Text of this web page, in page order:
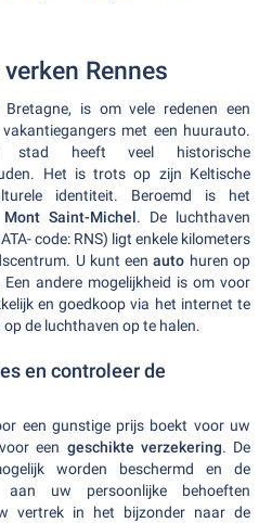
Rennes
is om vele redenen een
met een huurauto.
stad heeft veel historische
Het is trots op zijn Keltische
identiteit. Beroemd is het
Mont Saint-Michel. De luchthaven
code: RNS) ligt enkele kilometers
U kunt eenauto huren op
Een andere mogelijkheid is om voor
en goedkoop via het internet te
de luchthaven op te halen.
en controleer de
een gunstige prijs boekt voor uw
een geschikte verzekering. De
worden beschermd en de
aan uw persoonlijke behoeften
vertrek in het bijzonder naar de